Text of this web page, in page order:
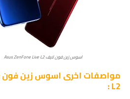
اسوس زين فون لايف Asus ZenFone Live L2
مواصفات اخرى
L2 :